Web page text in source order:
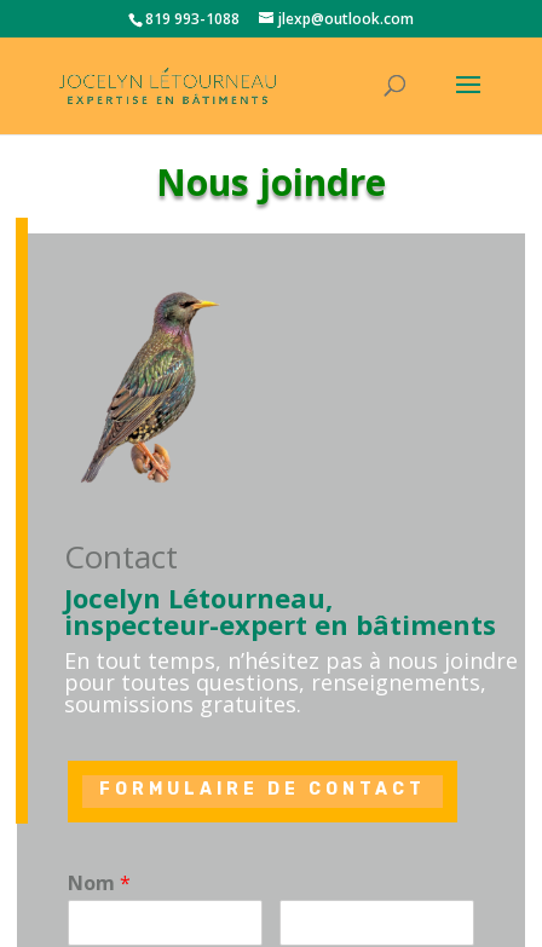
819 993-1088 jlexp@outlook.com
Nous joindre
Contact
Jocelyn Létourneau,
inspecteur-expert en bâtiments
En tout temps, n’hésitez pas à nous joindre
pour toutes questions, renseignements,
soumissions gratuites.
FORMULAIRE DE CONTACT
Nom *